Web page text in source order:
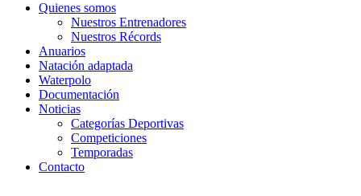
Quienes somos
Nuestros Entrenadores
Nuestros Récords
Anuarios
Natación adaptada
Waterpolo
Documentación
Noticias
Categorías Deportivas
Competiciones
Temporadas
Contacto